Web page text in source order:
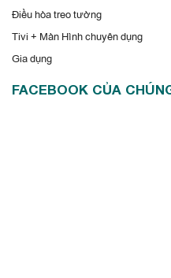
Tủ lạnh trở nên sang trọng
Taste Seal.
Điều hòa treo tường
Tivi + Màn Hình chuyên dụng
Gia dụng
FACEBOOK CỦA